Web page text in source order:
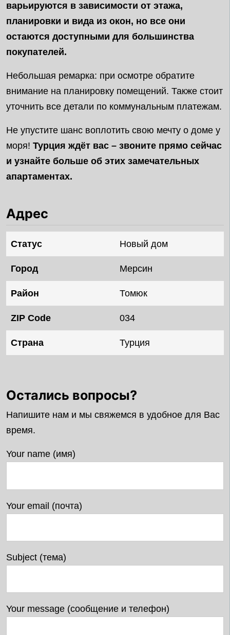
варьируются в зависимости от этажа,
планировки и вида из окон, но все они
остаются доступными для большинства
покупателей.
Небольшая ремарка: при осмотре обратите
внимание на планировку помещений. Также стоит
уточнить все детали по коммунальным платежам.
Не упустите шанс воплотить свою мечту о доме у
моря! Турция ждёт вас – звоните прямо сейчас
и узнайте больше об этих замечательных
апартаментах.
Адрес
Статус Новый дом
Город Мерсин
Район Томюк
ZIP Code 034
Страна Турция
Остались вопросы?
Напишите нам и мы свяжемся в удобное для Вас
время.
Your name (имя)
Your email (почта)
Subject (тема)
Your message (сообщение и телефон)